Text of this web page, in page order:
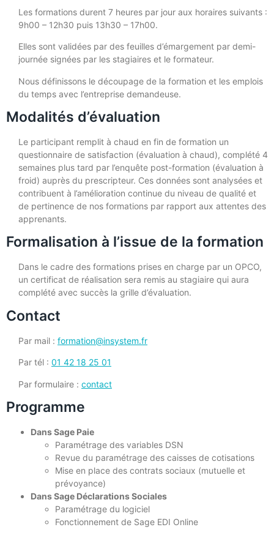
Les formations durent 7 heures par jour aux horaires suivants :
9h00 – 12h30 puis 13h30 – 17h00.
Elles sont validées par des feuilles d’émargement par demi-
journée signées par les stagiaires et le formateur.
Nous définissons le découpage de la formation et les emplois
du temps avec l’entreprise demandeuse.
Modalités d’évaluation
Le participant remplit à chaud en fin de formation un
questionnaire de satisfaction (évaluation à chaud), complété 4
semaines plus tard par l’enquête post-formation (évaluation à
froid) auprès du prescripteur. Ces données sont analysées et
contribuent à l’amélioration continue du niveau de qualité et
de pertinence de nos formations par rapport aux attentes des
apprenants.
Formalisation à l’issue de la formation
Dans le cadre des formations prises en charge par un OPCO,
un certificat de réalisation sera remis au stagiaire qui aura
complété avec succès la grille d’évaluation.
Contact
Par mail : formation@insystem.fr
Par tél : 01 42 18 25 01
Par formulaire : contact
Programme
Dans Sage Paie
Paramétrage des variables DSN
Revue du paramétrage des caisses de cotisations
Mise en place des contrats sociaux (mutuelle et
prévoyance)
Dans Sage Déclarations Sociales
Paramétrage du logiciel
Fonctionnement de Sage EDI Online